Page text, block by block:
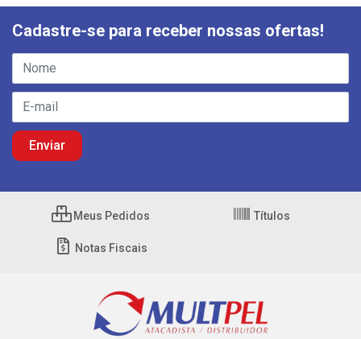
Cadastre-se para receber nossas ofertas!
Meus Pedidos Títulos
Notas Fiscais